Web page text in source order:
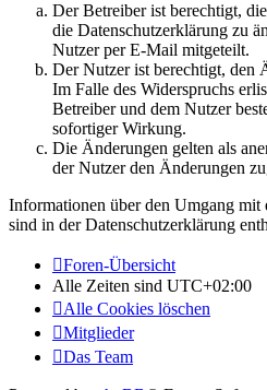
Der Betreiber ist berechtigt,
die Datenschutzerklärung zu
Nutzer per E-Mail mitgeteilt.
Der Nutzer ist berechtigt, den
Im Falle des Widerspruchs
Betreiber und dem Nutzer
sofortiger Wirkung.
Die Änderungen gelten als
der Nutzer den Änderungen
Informationen über den Umgang mit
sind in der Datenschutzerklärung
Foren-Übersicht
Alle Zeiten sind UTC+02:00
Alle Cookies löschen
Mitglieder
Das Team